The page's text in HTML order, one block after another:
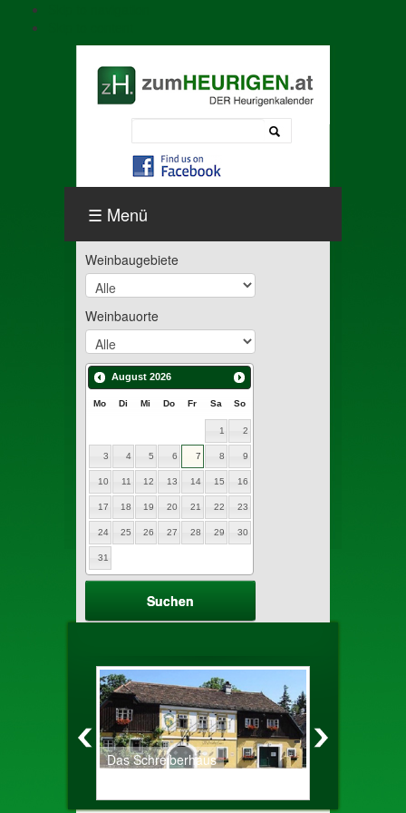
Menü
Weinbaugebiete
Weinbauorte
August 2026
Mo Di Mi Do Fr Sa So
1 2
3 4 5 6 7 8 9
10 11 12 13 14 15 16
17 18 19 20 21 22 23
24 25 26 27 28 29 30
31
Das Schreiberhaus